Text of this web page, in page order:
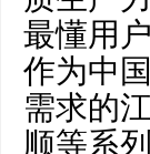
最懂用
作为中
需求的
顺等系